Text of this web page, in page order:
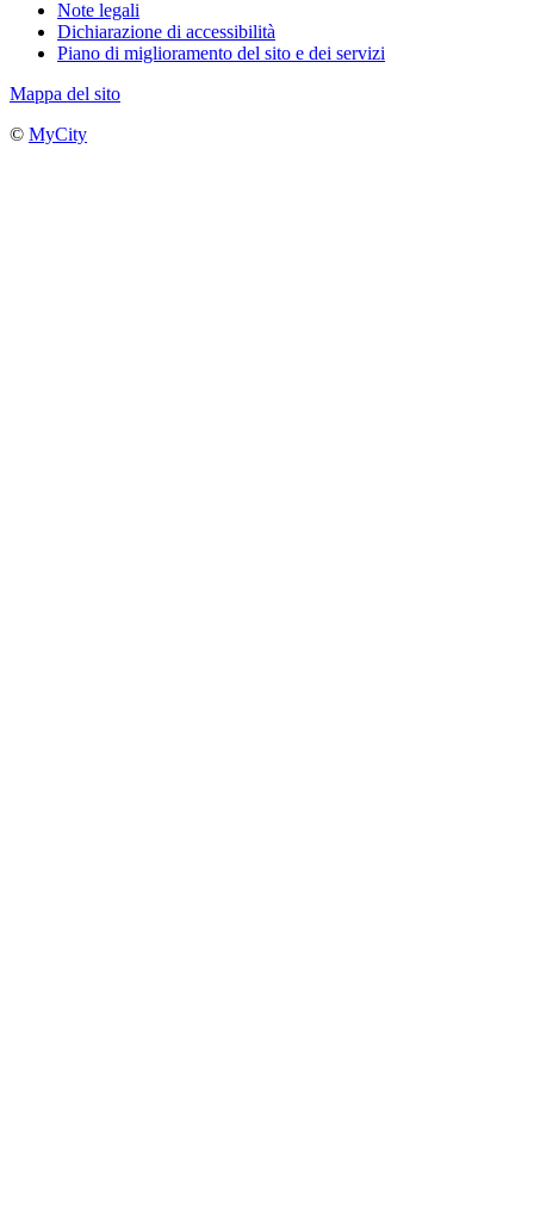
Note legali
Dichiarazione di accessibilità
Piano di miglioramento del sito e dei servizi
Mappa del sito
© MyCity